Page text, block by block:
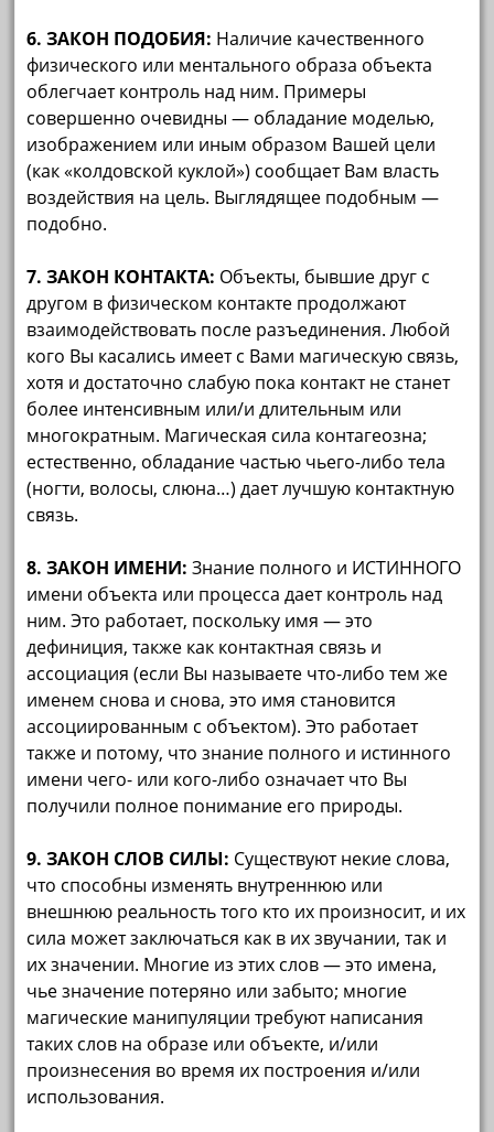
6. ЗАКОН ПОДОБИЯ: Наличие качественного
физического или ментального образа объекта
облегчает контроль над ним. Примеры
совершенно очевидны — обладание моделью,
изображением или иным образом Вашей цели
(как «колдовской куклой») сообщает Вам власть
воздействия на цель. Выглядящее подобным —
подобно.
7. ЗАКОН КОНТАКТА: Объекты, бывшие друг с
другом в физическом контакте продолжают
взаимодействовать после разъединения. Любой
кого Вы касались имеет с Вами магическую связь,
хотя и достаточно слабую пока контакт не станет
более интенсивным или/и длительным или
многократным. Магическая сила контагеозна;
естественно, обладание частью чьего-либо тела
(ногти, волосы, слюна…) дает лучшую контактную
связь.
8. ЗАКОН ИМЕНИ: Знание полного и ИСТИННОГО
имени объекта или процесса дает контроль над
ним. Это работает, поскольку имя — это
дефиниция, также как контактная связь и
ассоциация (если Вы называете что-либо тем же
именем снова и снова, это имя становится
ассоциированным с объектом). Это работает
также и потому, что знание полного и истинного
имени чего- или кого-либо означает что Вы
получили полное понимание его природы.
9. ЗАКОН СЛОВ СИЛЫ: Существуют некие слова,
что способны изменять внутреннюю или
внешнюю реальность того кто их произносит, и их
сила может заключаться как в их звучании, так и
их значении. Многие из этих слов — это имена,
чье значение потеряно или забыто; многие
магические манипуляции требуют написания
таких слов на образе или объекте, и/или
произнесения во время их построения и/или
использования.